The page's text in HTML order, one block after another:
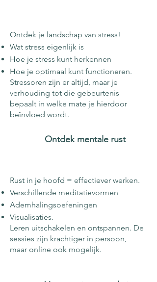
Ontdek je landschap van stress!
Wat stress eigenlijk is
Hoe je stress kunt herkennen
Hoe je optimaal kunt functioneren.
Stressoren zijn er altijd, maar je
verhouding tot die gebeurtenis
bepaalt in welke mate je hierdoor
beïnvloed wordt.
Ontdek mentale rust
Rust in je hoofd = effectiever werken.
Verschillende meditatievormen
Ademhalingsoefeningen
Visualisaties.
Leren uitschakelen en ontspannen. De
sessies zijn krachtiger in persoon,
maar online ook mogelijk.